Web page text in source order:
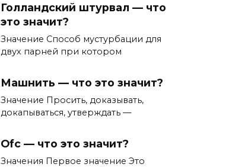
Голландский штурвал — что
это значит?
Значение Способ мустурбации для
двух парней при котором
Машнить — что это значит?
Значение Просить, доказывать,
докапываться, утверждать —
Ofc — что это значит?
Значения Первое значение Это